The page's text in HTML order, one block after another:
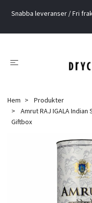
Snabba leveranser / Fri
Hem
Produkter
Amrut RAJ IGALA
Giftbox